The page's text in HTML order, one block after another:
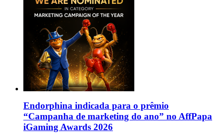
Endorphina indicada para o prêmio
“Campanha de marketing do ano” no AffPapa
iGaming Awards 2026